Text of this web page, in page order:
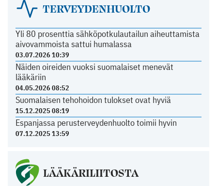
TERVEYDENHUOLTO
Yli 80 prosenttia sähköpotkulautailun aiheuttamista
aivovammoista sattui humalassa
03.07.2026 10:39
Näiden oireiden vuoksi suomalaiset menevät
lääkäriin
04.05.2026 08:52
Suomalaisen tehohoidon tulokset ovat hyviä
15.12.2025 08:19
Espanjassa perusterveydenhuolto toimii hyvin
07.12.2025 13:59
LÄÄKÄRILIITOSTA